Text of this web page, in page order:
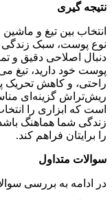
نتیجه‌ گیری
انتخاب بین تیغ و
نوع پوست، سبک زندگی
دنبال اصلاحی دقیق و
پوست خود دارید، تیغ
راحتی، و کاهش تحریک
ریش‌تراش گزینه‌ای
است که ابزاری را
زندگی شما هماهنگ
را برایتان فراهم کند.
سوالات متداول
در ادامه به بررسی